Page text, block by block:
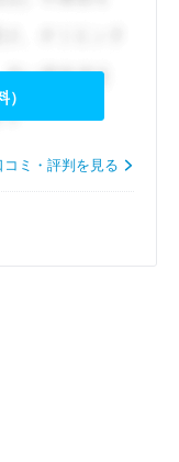
ミ・評判を見る